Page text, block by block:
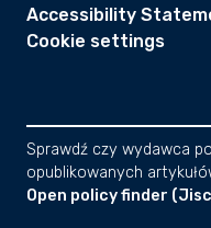
Accessibility
Cookie settings
Sprawdź czy wydawca
opublikowanych
Open policy finder